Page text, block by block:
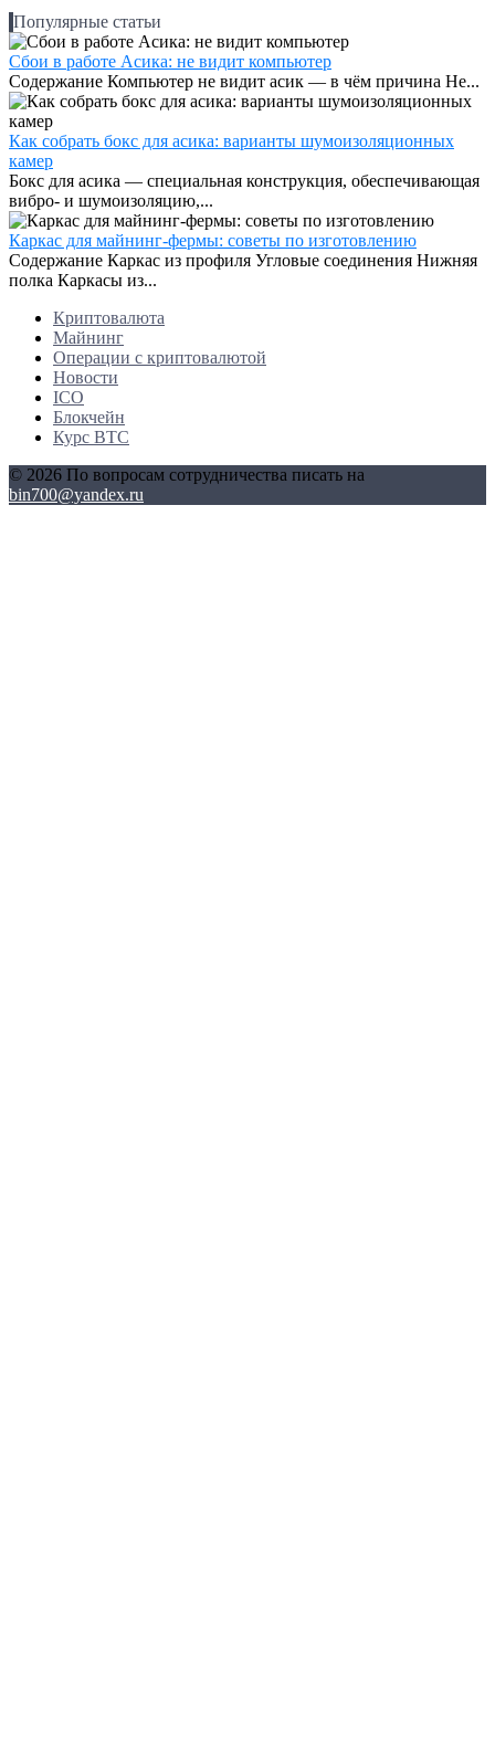
Популярные статьи
Сбои в работе Асика: не видит компьютер
Содержание Компьютер не видит асик — в чём причина Не...
Как собрать бокс для асика: варианты шумоизоляционных
камер
Бокс для асика — специальная конструкция, обеспечивающая
вибро- и шумоизоляцию,...
Каркас для майнинг-фермы: советы по изготовлению
Содержание Каркас из профиля Угловые соединения Нижняя
полка Каркасы из...
Криптовалюта
Майнинг
Операции с криптовалютой
Новости
ICO
Блокчейн
Курс BTC
© 2026 По вопросам сотрудничества писать на
bin700@yandex.ru